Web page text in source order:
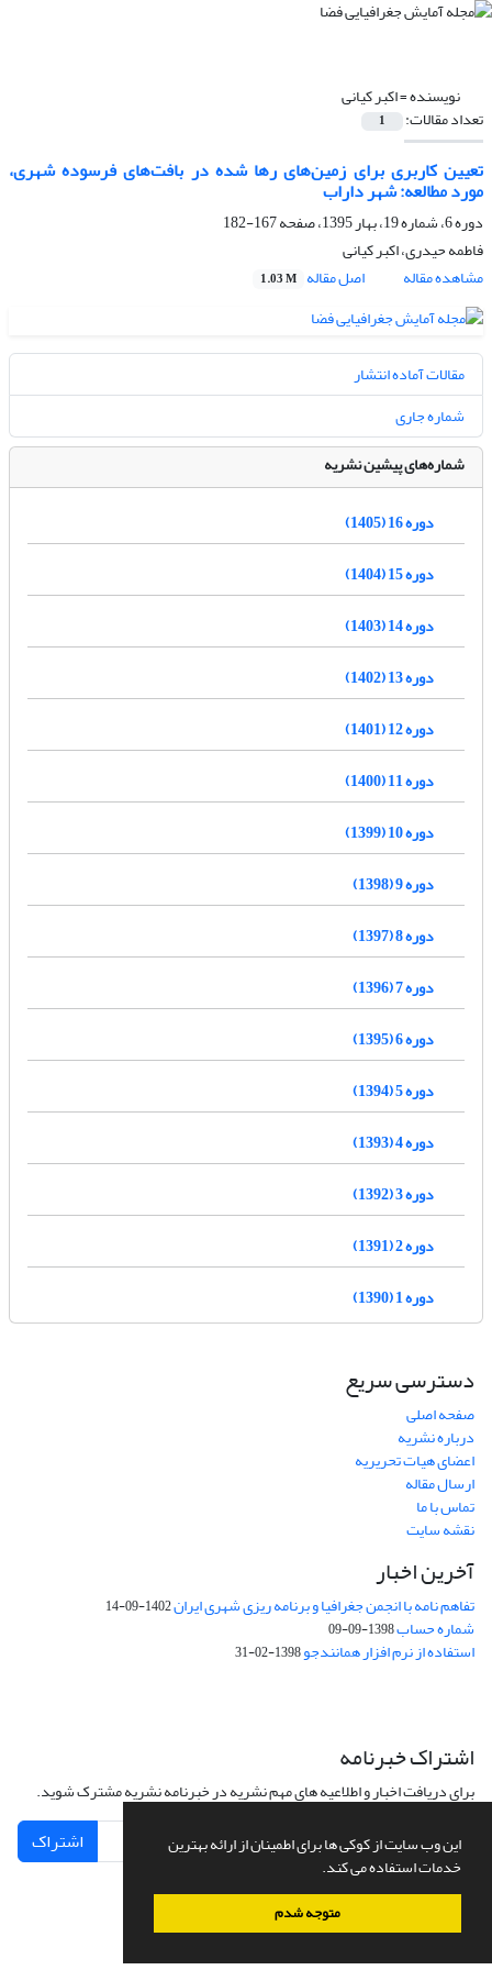
این وب سایت از کوکی ها برای اطمینان از ارائه بهترین
خدمات استفاده می کند.
متوجه شدم
نویسنده =اکبر کیانی
تعداد مقالات: 1
تعیین کاربری برای زمین‌های رها شده در بافت‌های فرسوده شهری،
مورد مطالعه: شهر داراب
دوره 6، شماره 19، بهار 1395، صفحه
167-182
فاطمه حیدری، اکبر کیانی
مشاهده مقاله
اصل مقاله 1.03 M
مقالات آماده انتشار
شماره جاری
شماره‌های پیشین نشریه
دوره 16 (1405)
دوره 15 (1404)
دوره 14 (1403)
دوره 13 (1402)
دوره 12 (1401)
دوره 11 (1400)
دوره 10 (1399)
دوره 9 (1398)
دوره 8 (1397)
دوره 7 (1396)
دوره 6 (1395)
دوره 5 (1394)
دوره 4 (1393)
دوره 3 (1392)
دوره 2 (1391)
دوره 1 (1390)
دسترسی سریع
صفحه اصلی
درباره نشریه
اعضای هیات تحریریه
ارسال مقاله
تماس با ما
نقشه سایت
آخرین اخبار
تفاهم نامه با انجمن جغرافیا و برنامه ریزی شهری ایران1402-09-14
شماره حساب1398-09-09
استفاده از نرم افزار همانندجو1398-02-31
اشتراک خبرنامه
برای دریافت اخبار و اطلاعیه های مهم نشریه در خبرنامه نشریه مشترک شوید.
اشتراک
سامانه مدیریت نشریات علمی.طراحی و پیاده سازی ازسیناوب